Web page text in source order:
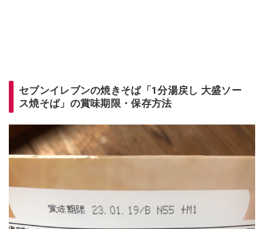
セブンイレブンの焼きそば「1分湯戻し 大盛ソー
ス焼そば」の賞味期限・保存方法